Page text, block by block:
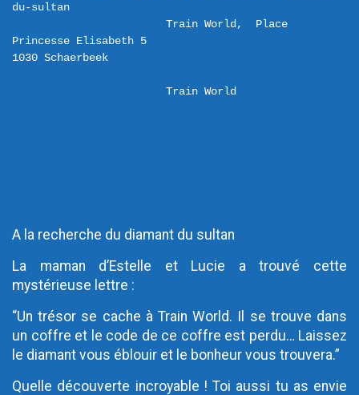
du-sultan
Train World,  Place
Princesse Elisabeth 5
Train World
A la recherche du diamant du sultan
La maman d’Estelle et Lucie a trouvé cette
mystérieuse lettre :
“Un trésor se cache à Train World. Il se trouve dans
un coffre et le code de ce coffre est perdu… Laissez
le diamant vous éblouir et le bonheur vous trouvera.”
Quelle découverte incroyable ! Toi aussi tu as envie